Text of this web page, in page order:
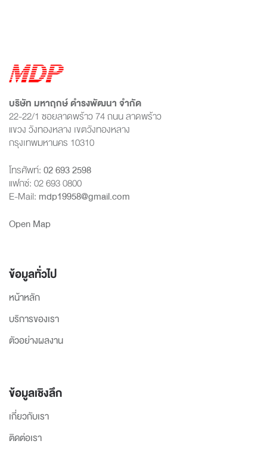
บริษัท มหาฤกษ์ ดำรงพัฒนา จำกัด
22-22/1 ซอยลาดพร้าว 74 ถนน ลาดพร้าว
แขวง วังทองหลาง เขตวังทองหลาง
กรุงเทพมหานคร 10310
โทรศัพท์:02 693 2598
แฟกซ์: 02 693 0800
E-Mail: mdp19958@gmail.com
Open Map
ข้อมูลทั่วไป
หน้าหลัก
บริการของเรา
ตัวอย่างผลงาน
ข้อมูลเชิงลึก
เกี่ยวกับเรา
ติดต่อเรา